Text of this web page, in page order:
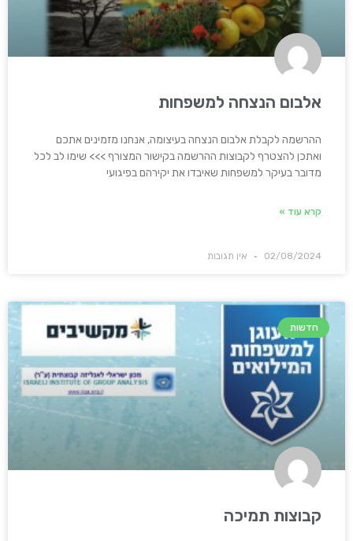
אלבום הנצחה למשפחות
ההרשמה לקבלת אלבום הנצחה בעיצומה, אנחנו מזמינים אתכם
ואתכן להצטרף לקבוצות ההרשמה בקישור המצורף >>> שימו לב לכל
מדובר בעיקר למשפחות שאיבדו את יקירהם בפיגועי
קרא עוד »
02/08/2024 אין תגובות
חדשות
קבוצות תמיכה